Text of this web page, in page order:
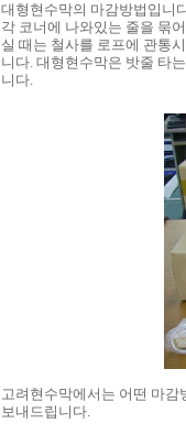
대형현수막의 마감방법입니
각 코너에 나와있는 줄을 묶
실 때는 철사를 로프에 관통
니다. 대형현수막은 밧줄 타
니다.
고려현수막에서는 어떤 마감
보내드립니다.